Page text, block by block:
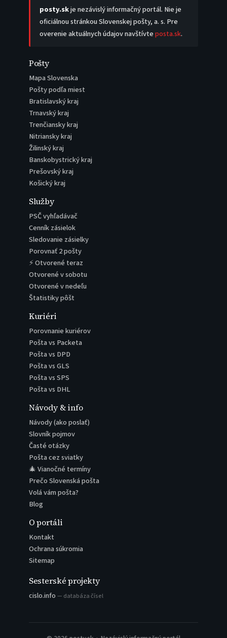
posty.skje nezávislý informačný portál. Nie je
oficiálnou stránkou Slovenskej pošty, a. s. Pre
overenie aktuálnych údajov navštívteposta.sk.
Pošty
Mapa Slovenska
Pošty podľa miest
Bratislavský kraj
Trnavský kraj
Trenčiansky kraj
Nitriansky kraj
Žilinský kraj
Banskobystrický kraj
Prešovský kraj
Košický kraj
Služby
PSČ vyhľadávač
Cenník zásielok
Sledovanie zásielky
Porovnať 2 pošty
⚡ Otvorené teraz
Otvorené v sobotu
Otvorené v nedeľu
Štatistiky pôšt
Kuriéri
Porovnanie kuriérov
Pošta vs Packeta
Pošta vs DPD
Pošta vs GLS
Pošta vs SPS
Pošta vs DHL
Návody & info
Návody (ako poslať)
Slovník pojmov
Časté otázky
Pošta cez sviatky
🎄 Vianočné termíny
Prečo Slovenská pošta
Volá vám pošta?
Blog
O portáli
Kontakt
Ochrana súkromia
Sitemap
Sesterské projekty
cislo.info — databáza čísel